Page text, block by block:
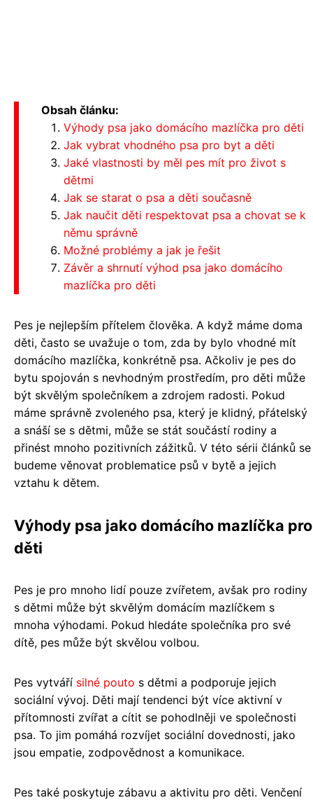
Obsah článku:
Výhody psa jako domácího mazlíčka pro děti
Jak vybrat vhodného psa pro byt a děti
Jaké vlastnosti by měl pes mít pro život s
dětmi
Jak se starat o psa a děti současně
Jak naučit děti respektovat psa a chovat se k
němu správně
Možné problémy a jak je řešit
Závěr a shrnutí výhod psa jako domácího
mazlíčka pro děti
Pes je nejlepším přítelem člověka. A když máme doma
děti, často se uvažuje o tom, zda by bylo vhodné mít
domácího mazlíčka, konkrétně psa. Ačkoliv je pes do
bytu spojován s nevhodným prostředím, pro děti může
být skvělým společníkem a zdrojem radosti. Pokud
máme správně zvoleného psa, který je klidný, přátelský
a snáší se s dětmi, může se stát součástí rodiny a
přinést mnoho pozitivních zážitků. V této sérii článků se
budeme věnovat problematice psů v bytě a jejich
vztahu k dětem.
Výhody psa jako domácího mazlíčka pro
děti
Pes je pro mnoho lidí pouze zvířetem, avšak pro rodiny
s dětmi může být skvělým domácím mazlíčkem s
mnoha výhodami. Pokud hledáte společníka pro své
dítě, pes může být skvělou volbou.
Pes vytváří silné pouto s dětmi a podporuje jejich
sociální vývoj. Děti mají tendenci být více aktivní v
přítomnosti zvířat a cítit se pohodlněji ve společnosti
psa. To jim pomáhá rozvíjet sociální dovednosti, jako
jsou empatie, zodpovědnost a komunikace.
Pes také poskytuje zábavu a aktivitu pro děti. Venčení